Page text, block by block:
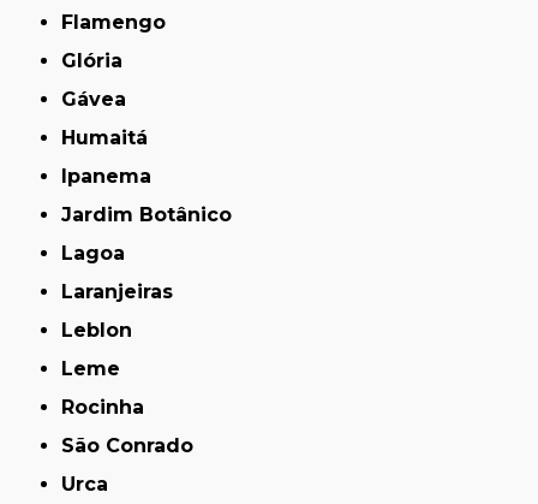
Flamengo
Glória
Gávea
Humaitá
Ipanema
Jardim Botânico
Lagoa
Laranjeiras
Leblon
Leme
Rocinha
São Conrado
Urca